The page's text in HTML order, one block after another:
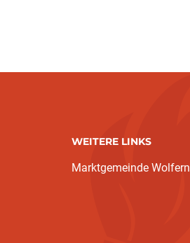
WEITERE LINKS
Marktgemeinde Wolfern